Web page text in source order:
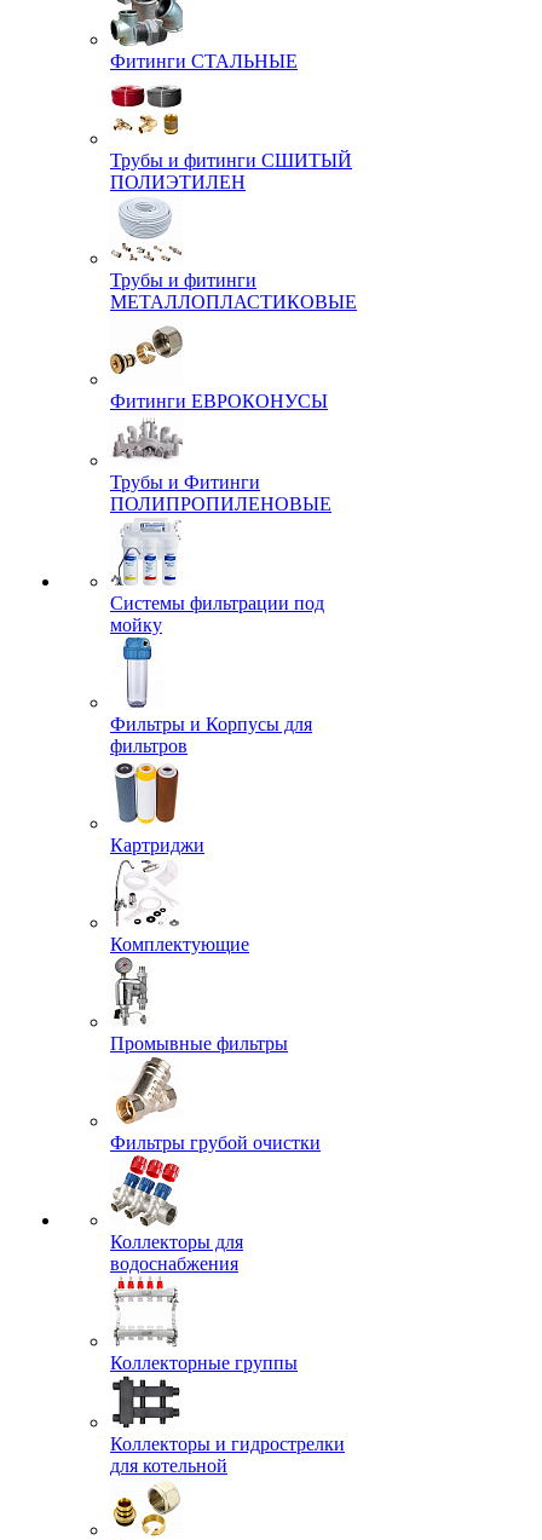
Фитинги СТАЛЬНЫЕ
Трубы и фитинги СШИТЫЙ
ПОЛИЭТИЛЕН
Трубы и фитинги
МЕТАЛЛОПЛАСТИКОВЫЕ
Фитинги ЕВРОКОНУСЫ
Трубы и Фитинги
ПОЛИПРОПИЛЕНОВЫЕ
Системы фильтрации под
мойку
Фильтры и Корпусы для
фильтров
Картриджи
Комплектующие
Промывные фильтры
Фильтры грубой очистки
Коллекторы для
водоснабжения
Коллекторные группы
Коллекторы и гидрострелки
для котельной